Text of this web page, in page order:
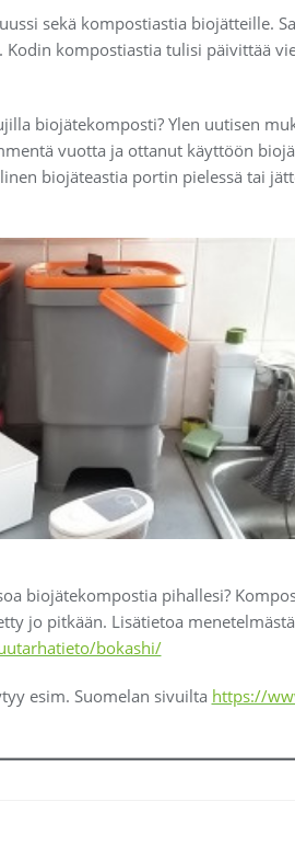
sekä kompostiastia biojätteille.
Kodin kompostiastia tulisi päivittää
biojätekomposti? Ylen uutisen
vuotta ja ottanut käyttöön
biojäteastia portin pielessä tai
biojätekompostia pihallesi?
jo pitkään. Lisätietoa
bokashi/
esim. Suomelan sivuilta https://